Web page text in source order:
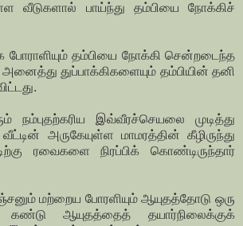
வீடுகளால் பாய்ந்து தம்பியை நோக்கிச்
தம்பியை நோக்கி சென்றடைந்த
அனைத்து துப்பாக்கிகளையும் தம்பியின் தனி
நம்புதற்கரிய இவ்வீரச்செயலை முடித்து
அருகேயுள்ள மாமரத்தின் கீழிருந்து
ரவைகளை நிரப்பிக் கொண்டிருந்தார்
மற்றைய போரளியும் ஆயுதத்தோடு ஒரு
ஆயுதத்தைத் தயார்நிலைக்குக்